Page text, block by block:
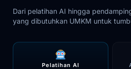
Dari pelatihan AI hingga
yang dibutuhkan UMKM untuk
Pelatihan AI